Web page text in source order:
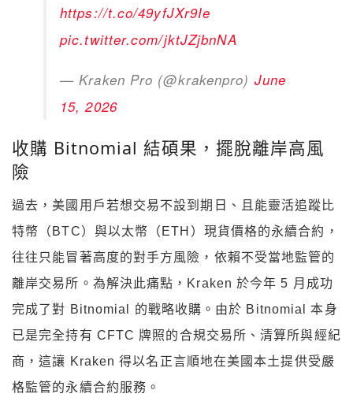
https://t.co/49yfJXr9Ie
pic.twitter.com/jktJZjbnNA
— Kraken Pro (@krakenpro) June
15, 2026
收購 Bitnomial 結碩果，擺脫離岸高風
險
過去，美國用戶若想交易不設到期日、且能靈活追蹤比
特幣（BTC）與以太幣（ETH）現貨價格的永續合約，
往往只能冒著高度的對手方風險，依賴不受當地監管的
離岸交易所。為解決此痛點，Kraken 於今年 5 月成功
完成了對 Bitnomial 的戰略收購。由於 Bitnomial 本身
已是完全持有 CFTC 牌照的合規交易所、清算所與經紀
商，這讓 Kraken 得以名正言順地在美國本土提供受嚴
格監管的永續合約服務。